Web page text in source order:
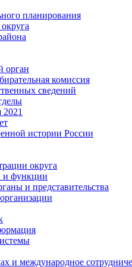
планирования
орган
комиссия
сведений
2021
истории России
округа
и функции
и представительства
и международное